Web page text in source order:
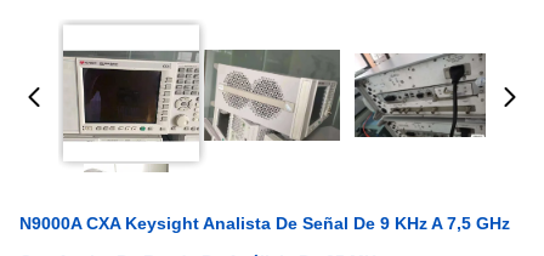
N9000A CXA Keysight Analista De Señal De 9 KHz A 7,5 GHz